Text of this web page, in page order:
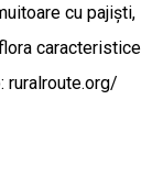
cu pajiști,
caracteristice
ruralroute.org/